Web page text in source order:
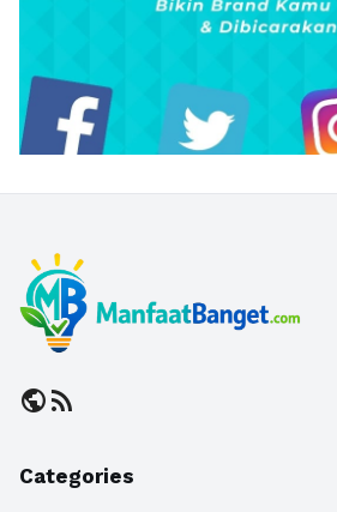
publicrss_feed
Categories